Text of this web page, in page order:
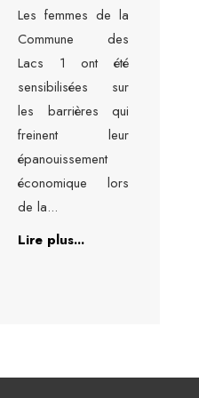
Les femmes de la
Commune des
Lacs 1 ont été
sensibilisées sur
les barrières qui
freinent leur
épanouissement
économique lors
de la...
Lire plus...